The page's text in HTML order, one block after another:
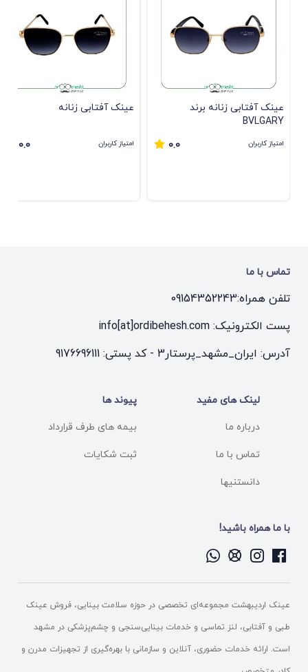
عینک آفتابی زنانه برند
BVLGARY
امتیاز کاربران 0.0
عینک آفتابی زنانه
امتیاز کاربران 0.0
تماس با ما
تلفن همراه:09154352243
پست الکترونیک: info[at]ordibehesh.com
آدرس: ایران_مشهد_پرستار3 - کد پستی: 9176696111
لینک های مفید
درباره ما
تماس با ما
دانستنیها
پیوند ها
بیمه های طرف قرارداد
ثبت شکایات
با ما همراه باشید!
عینک اردیبهشت مجموعه‌ای تخصصی در حوزه سلامت بینایی، فروش عینک
طبی و آفتابی، لنز تماسی و خدمات بینایی‌سنجی و چشم‌پزشکی در مشهد
است. ارائه خدمات حضوری، آنلاین و سازمانی با بهره‌گیری از تجهیزات مدرن و